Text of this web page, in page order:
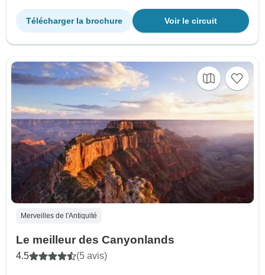
Voir le circuit
Télécharger la brochure
Merveilles de l'Antiquité
Le meilleur des Canyonlands
4.5 (5 avis)